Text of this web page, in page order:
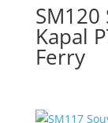
Kapal
Ferry